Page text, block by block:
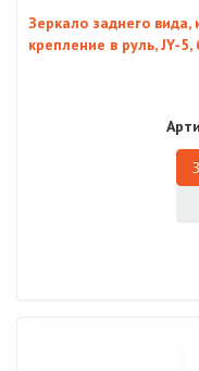
Зеркало заднего вида,
крепление в руль, JY-